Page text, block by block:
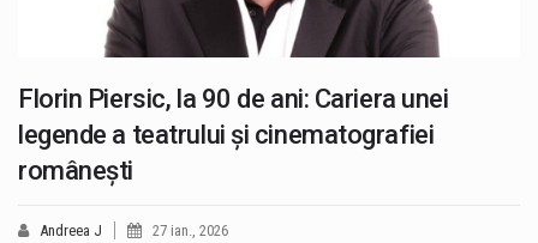
Florin Piersic, la 90 de ani: Cariera unei
legende a teatrului și cinematografiei
românești
Andreea J 27 ian., 2026